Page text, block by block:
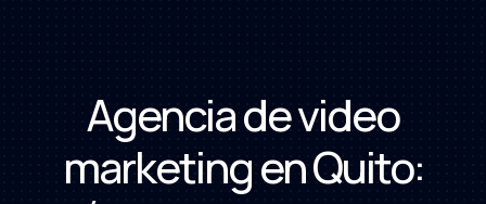
Agencia de video
marketing en Quito: